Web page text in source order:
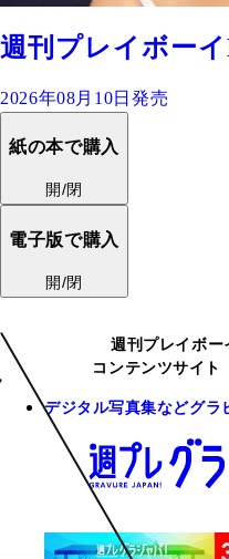
週刊プレイボーイ
2026年08月10日発売
紙の本で購入
開/閉
電子版で購入
開/閉
週刊プレイボー
コンテンツサイト
デジタル写真集などグラ